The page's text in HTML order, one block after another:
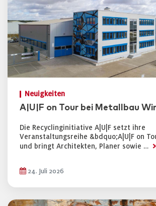
Neuigkeiten
A|U|F on Tour bei Metallbau
Die Recyclinginitiative A|U|F setzt ihre
Veranstaltungsreihe &bdquo;A|U|F on
und bringt Architekten, Planer sowie …
24. Juli 2026